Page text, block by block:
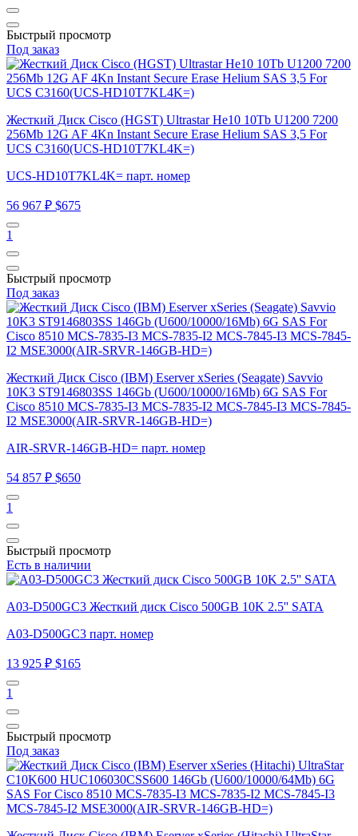
Быстрый просмотр
Под заказ
Жесткий Диск Cisco (HGST) Ultrastar He10 10Tb U1200 7200
256Mb 12G AF 4Kn Instant Secure Erase Helium SAS 3,5 For
UCS C3160(UCS-HD10T7KL4K=)
UCS-HD10T7KL4K= парт. номер
56 967 ₽ $675
1
Быстрый просмотр
Под заказ
Жесткий Диск Cisco (IBM) Eserver xSeries (Seagate) Savvio
10K3 ST9146803SS 146Gb (U600/10000/16Mb) 6G SAS For
Cisco 8510 MCS-7835-I3 MCS-7835-I2 MCS-7845-I3 MCS-7845-
I2 MSE3000(AIR-SRVR-146GB-HD=)
AIR-SRVR-146GB-HD= парт. номер
54 857 ₽ $650
1
Быстрый просмотр
Есть в наличии
A03-D500GC3 Жесткий диск Cisco 500GB 10K 2.5'' SATA
A03-D500GC3 парт. номер
13 925 ₽ $165
1
Быстрый просмотр
Под заказ